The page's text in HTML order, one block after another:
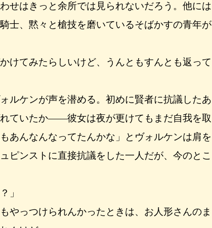
せはきっと余所では見られないだろう。他には
士、黙々と槍技を磨いているそばかすの青年が
けてみたらしいけど、うんともすんとも返って
ルケンが声を潜める。初めに賢者に抗議したあ
ていたか――彼女は夜が更けてもまだ自我を取
あんなんなってたんかな」とヴォルケンは肩を
ピンストに直接抗議をした一人だが、今のとこ
」
やっつけられんかったときは、お人形さんのま